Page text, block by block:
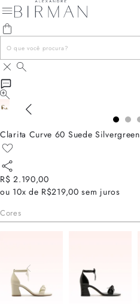
Clarita Curve 60 Suede Silvergreen
R$ 2.190,00
ou 10x de R$219,00 sem juros
Cores